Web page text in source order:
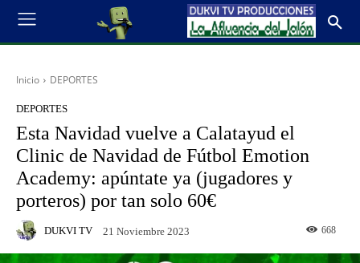
Inicio DEPORTES
DEPORTES
Esta Navidad vuelve a Calatayud el
Clinic de Navidad de Fútbol Emotion
Academy: apúntate ya (jugadores y
porteros) por tan solo 60€
DUKVI TV 21 Noviembre 2023 668